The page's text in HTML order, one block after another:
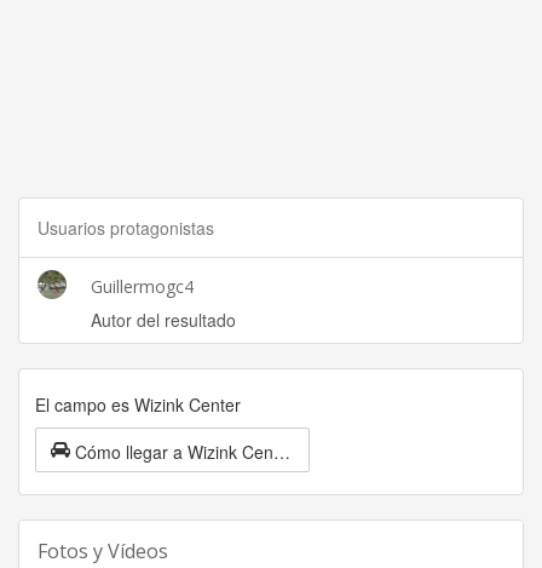
Usuarios protagonistas
Guillermogc4
Autor del resultado
El campo es Wizink Center
Cómo llegar a Wizink Center
Fotos y Vídeos